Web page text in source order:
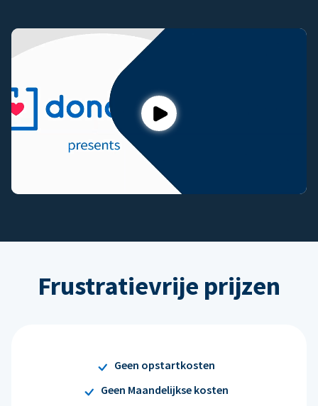
Play
Frustratievrije prijzen
Geen opstartkosten
Geen Maandelijkse kosten